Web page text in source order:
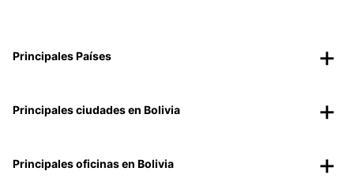
Principales Países
Principales ciudades en Bolivia
Principales oficinas en Bolivia